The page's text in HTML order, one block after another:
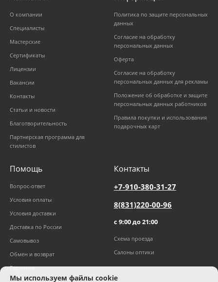
О компании
Специалисты
Мастерские
Сертификаты
Лицензии
Вакансии
Контакты
Статьи и новости
Благотворительность
Партнерская программа для
стилистов
Политика по защите персональных
данных
Согласие на обработку
персональных данных
Оферта
Согласие на обработку
персональных данных для рекламы
Положение об обработке и защите
персональных данных работников
Правила покупки и использования
подарочных карт
Помощь
Вопрос-ответ
Условия оплаты
Условия доставки
Доставка по России
Самовывоз
Обмен и возврат
Гарантии
Контакты
+7-910-380-31-27
8(831)220-00-96
с 9:00 до 21:00
Схема проезда
Салоны оптики
Мы используем файлы cookie